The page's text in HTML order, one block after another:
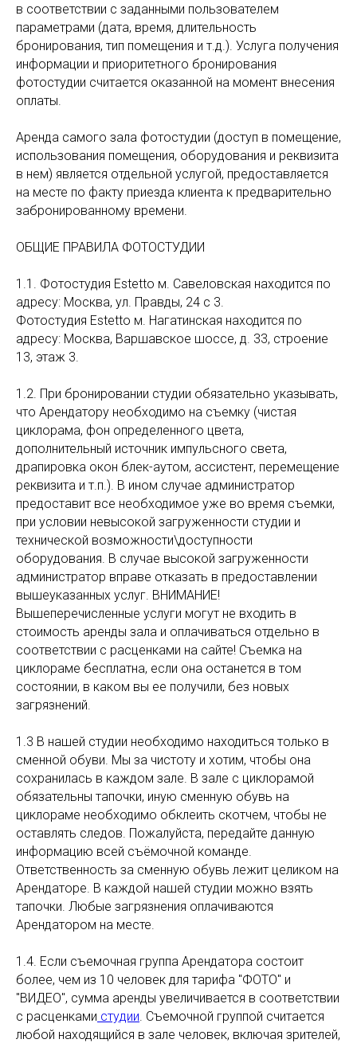
в соответствии с заданными пользователем
параметрами (дата, время, длительность
бронирования, тип помещения и т.д.). Услуга получения
информации и приоритетного бронирования
фотостудии считается оказанной на момент внесения
оплаты.
Аренда самого зала фотостудии (доступ в помещение,
использования помещения, оборудования и реквизита
в нем) является отдельной услугой, предоставляется
на месте по факту приезда клиента к предварительно
забронированному времени.
ОБЩИЕ ПРАВИЛА ФОТОСТУДИИ
1.1. Фотостудия Estetto м. Савеловская находится по
адресу: Москва, ул. Правды, 24 с 3.
Фотостудия Estetto м. Нагатинская находится по
адресу: Москва, Варшавское шоссе, д. 33, строение
13, этаж 3.
1.2. При бронировании студии обязательно указывать,
что Арендатору необходимо на съемку (чистая
циклорама, фон определенного цвета,
дополнительный источник импульсного света,
драпировка окон блек-аутом, ассистент, перемещение
реквизита и т.п.). В ином случае администратор
предоставит все необходимое уже во время съемки,
при условии невысокой загруженности студии и
технической возможности\доступности
оборудования. В случае высокой загруженности
администратор вправе отказать в предоставлении
вышеуказанных услуг. ВНИМАНИЕ!
Вышеперечисленные услуги могут не входить в
стоимость аренды зала и оплачиваться отдельно в
соответствии с расценками на сайте! Съемка на
циклораме бесплатна, если она останется в том
состоянии, в каком вы ее получили, без новых
загрязнений.
1.3 В нашей студии необходимо находиться только в
сменной обуви. Мы за чистоту и хотим, чтобы она
сохранилась в каждом зале. В зале с циклорамой
обязательны тапочки, иную сменную обувь на
циклораме необходимо обклеить скотчем, чтобы не
оставлять следов. Пожалуйста, передайте данную
информацию всей съёмочной команде.
Ответственность за сменную обувь лежит целиком на
Арендаторе. В каждой нашей студии можно взять
тапочки. Любые загрязнения оплачиваются
Арендатором на месте.
1.4. Если съемочная группа Арендатора состоит
более, чем из 10 человек для тарифа "ФОТО" и
"ВИДЕО", сумма аренды увеличивается в соответствии
с расценками студии. Съемочной группой считается
любой находящийся в зале человек, включая зрителей,